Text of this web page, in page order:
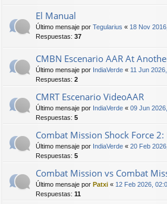
El Manual
Último mensaje por Tegularius « 18 Nov
Respuestas: 37
CMBN Escenario AAR At
Último mensaje por IndiaVerde « 11 Jun
Respuestas: 2
CMRT Escenario VideoAAR
Último mensaje por IndiaVerde « 09 Jun
Respuestas: 5
Combat Mission Shock Force 2:
Último mensaje por IndiaVerde « 20 Feb
Respuestas: 5
Combat Mission vs Combat
Último mensaje por Patxi « 12 Feb 2026,
Respuestas: 11